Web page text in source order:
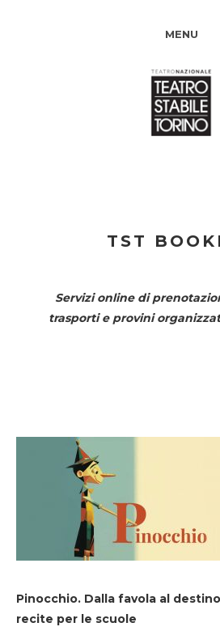
MENU
TST
Servizi online di
trasporti e provini
Pinocchio. Dalla favola al
recite per le scuole